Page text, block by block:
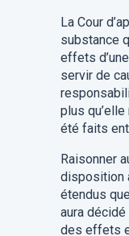
La Cour
substance
effets
servir de
plus
été faits
Raisonner
disposition
étendus
aura
des effets